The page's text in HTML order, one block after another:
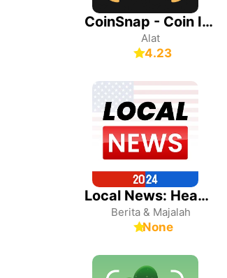
CoinSnap - Coin Identifier
Alat
4.23
Local News: Headlines & Alerts
Berita & Majalah
None